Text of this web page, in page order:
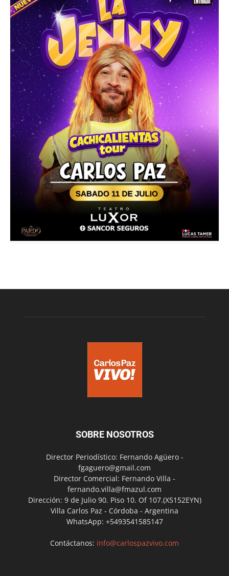
SOBRE NOSOTROS
Director Periodístico: Fernando Agüero -
fgaguero@gmail.com
Director Comercial: Fernando Villa -
fernando.villa@fmazul.com
Dirección: 9 de Julio 90. Piso 10. Of 107.(X5152EYN)
Villa Carlos Paz - Córdoba - Argentina
WhatsApp: +5493541585147
Contáctanos: info@carlospazvivo.com